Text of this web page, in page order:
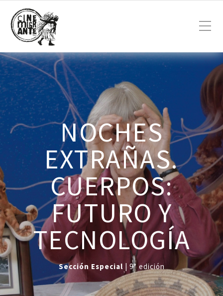
NOCHES
EXTRAÑAS.
CUERPOS:
FUTURO Y
TECNOLOGÍA
Sección Especial | 9° edición